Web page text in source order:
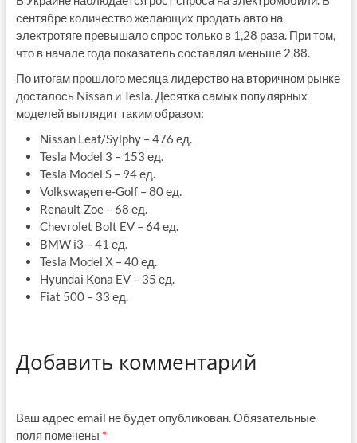
сентябре количество желающих продать авто на
электротяге превышало спрос только в 1,28 раза. При том,
что в начале года показатель составлял меньше 2,88.
По итогам прошлого месяца лидерство на вторичном рынке
досталось Nissan и Tesla. Десятка самых популярных
моделей выглядит таким образом:
Nissan Leaf/Sylphy – 476 ед.
Tesla Model 3 – 153 ед.
Tesla Model S – 94 ед.
Volkswagen e-Golf – 80 ед.
Renault Zoe – 68 ед.
Chevrolet Bolt EV – 64 ед.
BMW i3 – 41 ед.
Tesla Model Х – 40 ед.
Hyundai Kona EV – 35 ед.
Fiat 500 – 33 ед.
Добавить комментарий
Ваш адрес email не будет опубликован. Обязательные
поля помечены *